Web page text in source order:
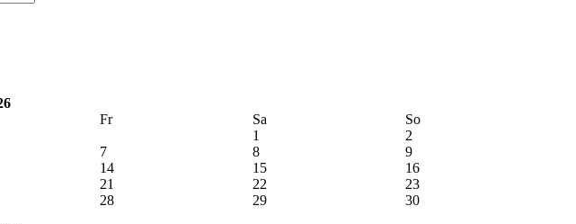
Fr Sa
So
1
2
7 8
9
14 15
16
21 22
23
28 29
30